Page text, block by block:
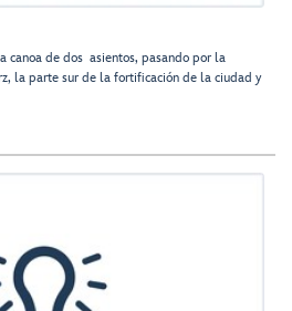
canoa de dos asientos, pasando por la
la parte sur de la fortificación de la ciudad y